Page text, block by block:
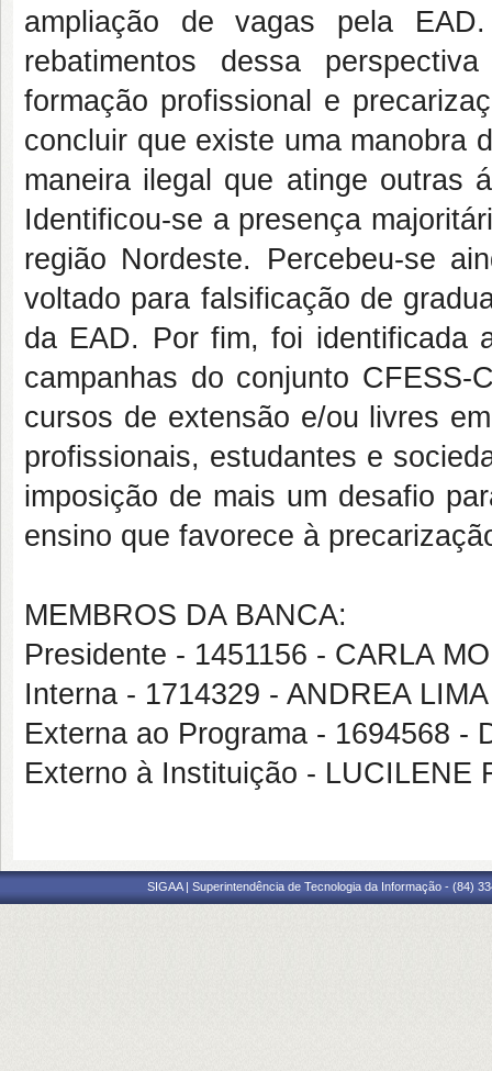
ampliação de vagas pela
rebatimentos dessa
formação profissional e
concluir que existe uma manobra
maneira ilegal que atinge outras
Identificou-se a presença
região Nordeste. Percebeu-se
voltado para falsificação de
da EAD. Por fim, foi identificada
campanhas do conjunto
cursos de extensão e/ou livres
profissionais, estudantes e
imposição de mais um desafio
ensino que favorece à
MEMBROS DA BANCA:
Presidente - 1451156 - CARLA
Interna - 1714329 - ANDREA
Externa ao Programa - 1694568 -
Externo à Instituição - LUCILENE
SIGAA | Superintendência de Tecnologia da Informação - (84)